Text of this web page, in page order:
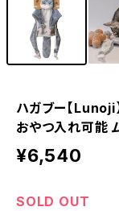
ハガブー【Lunoji
おやつ入れ可能
¥6,540
SOLD OUT